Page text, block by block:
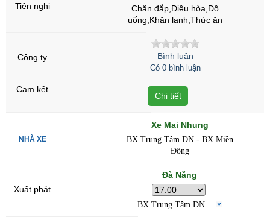
Chăn đắp,Điều hòa,Đồ
uống,Khăn lạnh,Thức ăn
Bình luận
Có 0 bình luận
Chi tiết
Xe Mai Nhung
BX Trung Tâm ĐN - BX Miền
Đông
Đà Nẵng
BX Trung Tâm ĐN..